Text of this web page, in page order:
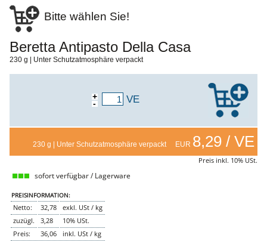
Süssigkeiten
Knabbereien
aus dem Glas
Gewürze
Fix
WURSTTORTE
Barf-Zusätze
Katzenfutter
Gutschein kaufen
Bitte wählen Sie!
Beretta Antipasto Della Casa
230 g | Unter Schutzatmosphäre verpackt
+
- VE
230 g | Unter Schutzatmosphäre verpackt EUR 8,29 / VE
Preis inkl. 10% USt.
sofort verfügbar / Lagerware
PREISINFORMATION:
Netto: 32,78
exkl. USt / kg
zuzügl.
3,28
10% USt.
Preis:
36,06
inkl. USt / kg